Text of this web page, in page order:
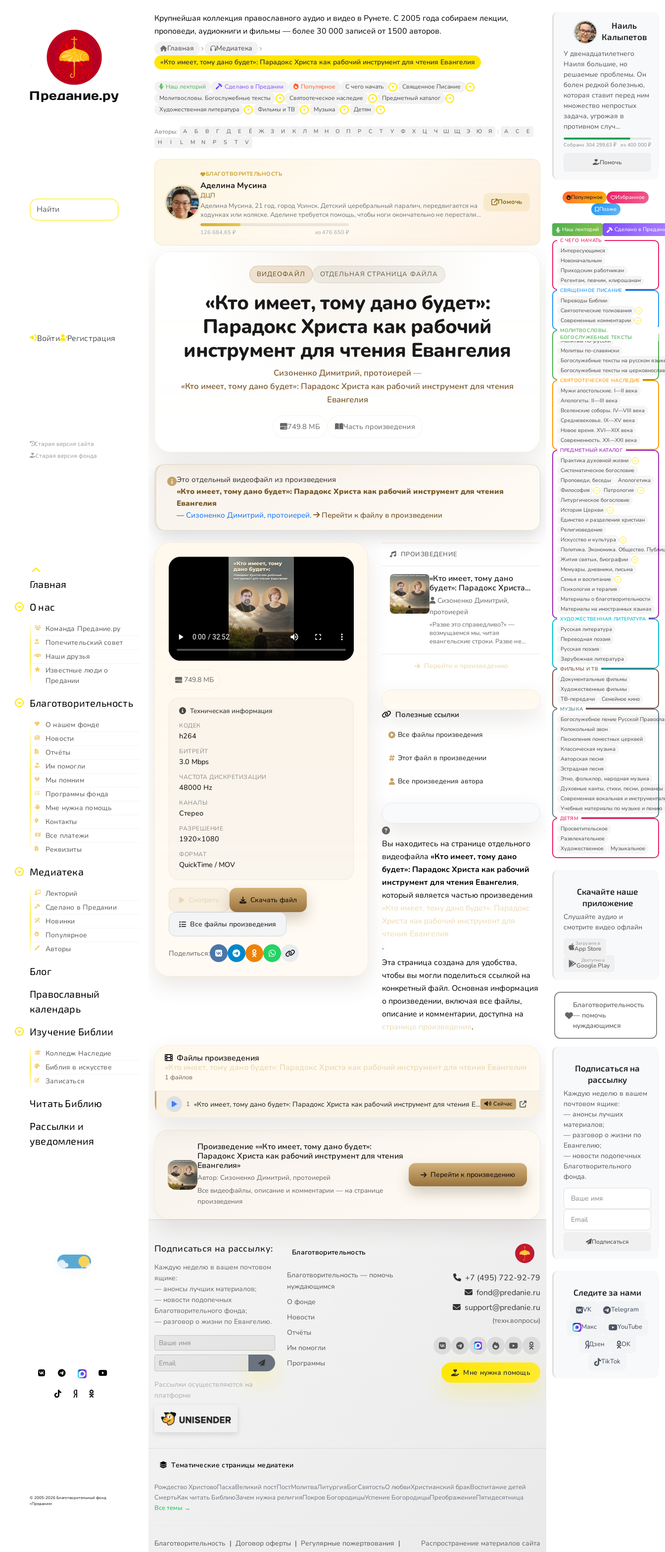
Предание.ру
Войти Регистрация
Старая версия сайта
Старая версия фонда
Главная
О нас
Команда Предание.ру
Попечительский совет
Наши друзья
Известные люди о
Предании
Благотворительность
О нашем фонде
Новости
Отчёты
Им помогли
Мы помним
Программы фонда
Мне нужна помощь
Контакты
Все платежи
Реквизиты
Медиатека
Лекторий
Сделано в Предании
Новинки
Популярное
Авторы
Блог
Православный
календарь
Изучение Библии
Колледж Наследие
Библия в искусстве
Записаться
Читать Библию
Рассылки и
уведомления
© 2005-2026 Благотворительный фонд
«Предание»
Крупнейшая коллекция православного аудио и видео в Рунете. С 2005 года собираем лекции,
проповеди, аудиокниги и фильмы — более 30 000 записей от 1500 авторов.
Главная
Медиатека
«Кто имеет, тому дано будет»: Парадокс Христа как рабочий инструмент для чтения Евангелия
Наш лекторий Сделано в Предании Популярное С чего начать
Священное Писание
Молитвословы. Богослужебные тексты
Святоотеческое наследие
Предметный каталог
Художественная литература
Фильмы и ТВ Музыка Детям
Авторы: А Б В Г Д Е Ё Ж З И К Л М Н О П Р С Т У Ф Х Ц Ч Ш Щ Э Ю Я | A C
E
H
I L M N P S T V
БЛАГОТВОРИТЕЛЬНОСТЬ
Аделина Мусина
ДЦП
Аделина Мусина, 21 год, город Усинск. Детский церебральный паралич, передвигается на
ходунках или коляске. Аделине требуется помощь, чтобы ноги окончательно не перестали
слушаться…
126 684,65 ₽ из 476 650 ₽
Помочь
ВИДЕОФАЙЛ ОТДЕЛЬНАЯ СТРАНИЦА ФАЙЛА
«Кто имеет, тому дано будет»:
Парадокс Христа как рабочий
инструмент для чтения Евангелия
Сизоненко Димитрий, протоиерей —
«Кто имеет, тому дано будет»: Парадокс Христа как рабочий инструмент для чтения
Евангелия
749.8 МБ Часть произведения
Это отдельный видеофайл из произведения
«Кто имеет, тому дано будет»: Парадокс Христа как рабочий инструмент для чтения
Евангелия
— Сизоненко Димитрий, протоиерей. Перейти к файлу в произведении
749.8 МБ
Техническая информация
КОДЕК
h264
БИТРЕЙТ
3.0 Mbps
ЧАСТОТА ДИСКРЕТИЗАЦИИ
48000 Hz
КАНАЛЫ
Стерео
РАЗРЕШЕНИЕ
1920×1080
ФОРМАТ
QuickTime / MOV
Смотреть Скачать файл
Все файлы произведения
Поделиться:
ПРОИЗВЕДЕНИЕ
«Кто имеет, тому дано
будет»: Парадокс Христа
как рабочий инструмент
для чтения Евангелия
Сизоненко Димитрий,
протоиерей
«Разве это справедливо?» —
возмущаемся мы, читая
евангельские строки. Разве не
Димитрия С...
Перейти к произведению
Полезные ссылки
Все файлы произведения
Этот файл в произведении
Все произведения автора
Вы находитесь на странице отдельного
видеофайла «Кто имеет, тому дано
будет»: Парадокс Христа как рабочий
инструмент для чтения Евангелия,
который является частью произведения
«Кто имеет, тому дано будет»: Парадокс
Христа как рабочий инструмент для
чтения Евангелия
.
Эта страница создана для удобства,
чтобы вы могли поделиться ссылкой на
конкретный файл. Основная информация
о произведении, включая все файлы,
описание и комментарии, доступна на
странице произведения.
Файлы произведения
«Кто имеет, тому дано будет»: Парадокс Христа как рабочий инструмент для чтения Евангелия
1 файлов
1 «Кто имеет, тому дано будет»: Парадокс Христа как рабочий инструмент для чтения Евангелия Сейчас
Произведение ««Кто имеет, тому дано будет»:
Парадокс Христа как рабочий инструмент для чтения
Евангелия»
Автор: Сизоненко Димитрий, протоиерей
Все видеофайлы, описание и комментарии — на странице
произведения
Перейти к произведению
Подписаться на рассылку:
Каждую неделю в вашем почтовом
ящике:
— анонсы лучших материалов;
— новости подопечных
Благотворительного фонда;
— разговор о жизни по Евангелию.
Рассылки осуществляются на
платформе
Благотворительность
Благотворительность — помочь
нуждающимся
О фонде
Новости
Отчёты
Им помогли
Программы
+7 (495) 722-92-79
fond@predanie.ru
support@predanie.ru
(техн.вопросы)
Мне нужна помощь
Тематические страницы медиатеки
Рождество ХристовоПасхаВеликий постПостМолитваЛитургияБогСвятостьО любвиХристианский бракВоспитание детей
СмертьКак читать БиблиюЗачем нужна религияПокров БогородицыУспение БогородицыПреображениеПятидесятница
Все темы →
Благотворительность | Договор оферты | Регулярные пожертвования |
Распространение материалов сайта
Наиль
Калыпетов
У двенадцатилетнего
Наиля большие, но
решаемые проблемы. Он
болен редкой болезнью,
которая ставит перед ним
множество непростых
задача, угрожая в
противном случ…
Собрано 304 299,63 ₽ из 400 000 ₽
Помочь
Популярное
Избранное
Позже
Наш лекторий Сделано в
С ЧЕГО НАЧАТЬ
Интересующимся
Новоначальным
Приходским работникам
Регентам, певчим, клирошанам
СВЯЩЕННОЕ ПИСАНИЕ
Переводы Библии
Святоотеческие толкования
Современные комментарии
МОЛИТВОСЛОВЫ.
БОГОСЛУЖЕБНЫЕ ТЕКСТЫ
Молитвы по-русски
Молитвы по-славянски
Богослужебные тексты на русском
Богослужебные тексты на
СВЯТООТЕЧЕСКОЕ НАСЛЕДИЕ
Мужи апостольские. I—II века
Апологеты. II—III века
Вселенские соборы. IV—VIII века
Средневековье. IX—XV века
Новое время. XVI—XIX века
Современность. XX—XXI века
ПРЕДМЕТНЫЙ КАТАЛОГ
Практика духовной жизни
Систематическое богословие
Проповеди, беседы
Апологетика
Философия
Патрология
Литургическое богословие
История Церкви
Единство и разделения христиан
Религиоведение
Искусство и культура
Политика. Экономика. Общество.
Жития святых, биографии
Мемуары, дневники, письма
Семья и воспитание
Психология и терапия
Материалы о благотворительности
Материалы на иностранных языках
ХУДОЖЕСТВЕННАЯ ЛИТЕРАТУРА
Русская литература
Переводная поэзия
Русская поэзия
Зарубежная литература
ФИЛЬМЫ И ТВ
Документальные фильмы
Художественные фильмы
ТВ-передачи
Семейное кино
МУЗЫКА
Богослужебное пение Русской
Колокольный звон
Песнопения поместных церквей
Классическая музыка
Авторская песня
Эстрадная песня
Этно, фольклор, народная музыка
Духовные канты, стихи, песни, романсы
Современная вокальная и
Учебные материалы по музыке и пению
ДЕТЯМ
Просветительское
Развлекательное
Художественное
Музыкальное
Скачайте наше
приложение
Слушайте аудио и
смотрите видео офлайн
Загрузите в
App Store
Доступно в
Google Play
Благотворительность
— помочь
нуждающимся
Подписаться на
рассылку
Каждую неделю в вашем
почтовом ящике:
— анонсы лучших
материалов;
— разговор о жизни по
Евангелию;
— новости подопечных
Благотворительного
фонда.
Подписаться
Следите за нами
VK
Telegram
Макс
YouTube
Дзен
OK
TikTok